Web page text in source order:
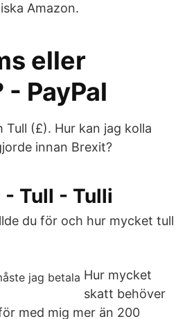
Amazon.
eller
PayPal
Tull (£). Hur kan jag kolla
innan Brexit?
- Tull - Tulli
du för och hur mycket tull
Hur mycket
skatt behöver
med mig mer än 200